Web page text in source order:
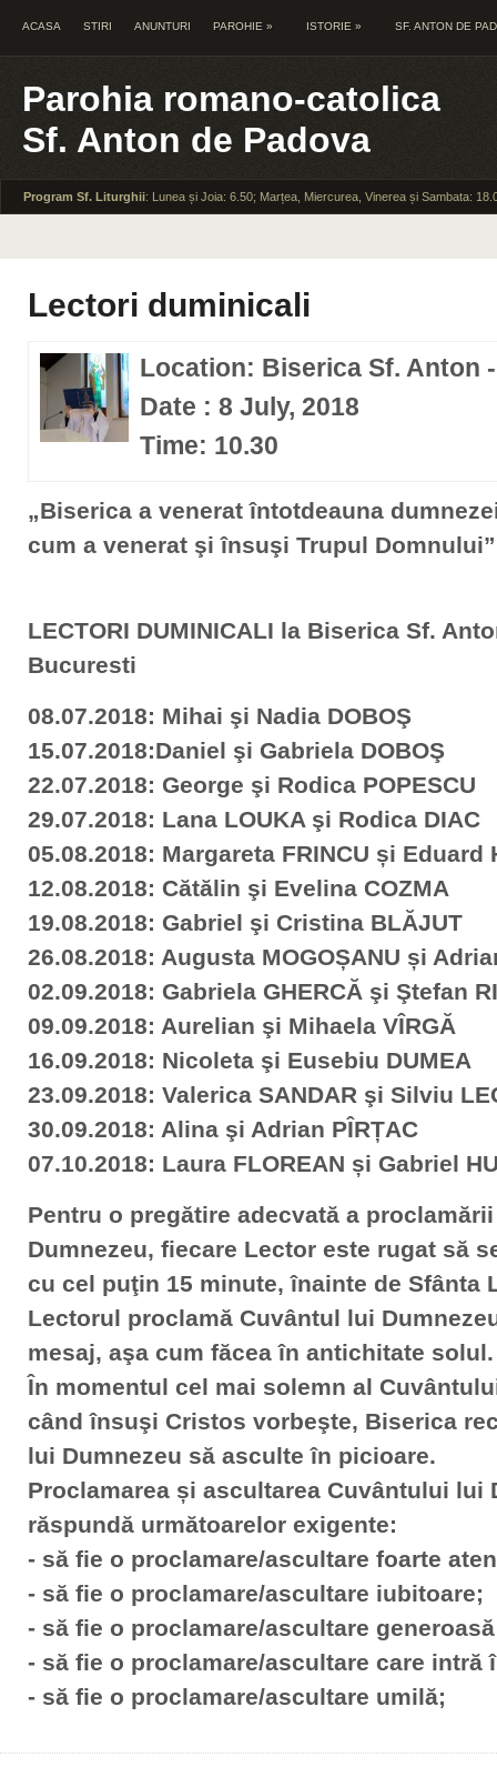
ACASA STIRI ANUNTURI PAROHIE » ISTORIE » SF. ANTON DE
Parohia romano-catolica
Sf. Anton de Padova
Program Sf. Liturghii: Lunea și Joia: 6.50; Marțea, Miercurea, Vinerea și Sambata:
Lectori duminicali
Location: Biserica Sf. Anton
Date : 8 July, 2018
Time: 10.30
„Biserica a venerat întotdeauna
cum a venerat şi însuşi Trupul
LECTORI DUMINICALI la Biserica Sf.
Bucuresti
08.07.2018: Mihai şi Nadia DOBOŞ
15.07.2018:Daniel şi Gabriela DOBOŞ
22.07.2018: George şi Rodica POPESCU
29.07.2018: Lana LOUKA şi Rodica DIAC
05.08.2018: Margareta FRINCU și Eduard
12.08.2018: Cătălin şi Evelina COZMA
19.08.2018: Gabriel şi Cristina BLĂJUT
26.08.2018: Augusta MOGOȘANU și
02.09.2018: Gabriela GHERCĂ şi Ştefan
09.09.2018: Aurelian şi Mihaela VÎRGĂ
16.09.2018: Nicoleta şi Eusebiu DUMEA
23.09.2018: Valerica SANDAR şi Silviu
30.09.2018: Alina şi Adrian PÎRȚAC
07.10.2018: Laura FLOREAN și Gabriel
Pentru o pregătire adecvată a
Dumnezeu, fiecare Lector este rugat să
cu cel puţin 15 minute, înainte de Sfânta
Lectorul proclamă Cuvântul lui
mesaj, aşa cum făcea în antichitate solul.
În momentul cel mai solemn al
când însuşi Cristos vorbeşte, Biserica
lui Dumnezeu să asculte în picioare.
Proclamarea și ascultarea Cuvântului lui
răspundă următoarelor exigente:
- să fie o proclamare/ascultare foarte
- să fie o proclamare/ascultare iubitoare;
- să fie o proclamare/ascultare
- să fie o proclamare/ascultare care intră
- să fie o proclamare/ascultare umilă;